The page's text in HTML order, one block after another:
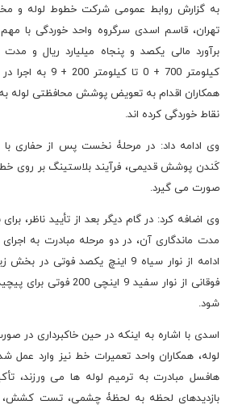
به گزارش روابط عمومی شرکت خطوط لوله و
تهران، قاسم اسدی سرگروه واحد خوردگی با
برآورد مالی یکصد و پنجاه میلیارد ریال و
کیلومتر 700 + 0 تا
همکاران اقدام به تعویض پوشش محافظتی لوله
نقاط خوردگی کرده اند.
وی ادامه داد: در مرحلۀ نخست پس از حفاری با
صورت می گیرد.
وی اضافه کرد: در گام دیگر بعد از تأیید ناظر،
ادامه از نوار سیاه 9 اینچ یکصد
فوقانی از نوار سفید 9
شود.
اسدی با اشاره به اینکه در حین خاکبرداری در
لوله، همکاران واحد تعمیرات خط نیز وارد عمل
هافسل مبادرت به ترمیم لوله ها می ورزند،
بازدیدهای لحظه به لحظۀ چشمی، تست